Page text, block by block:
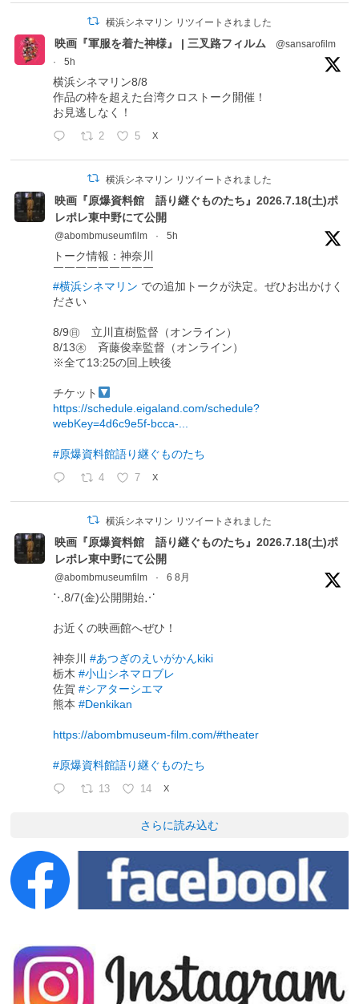
横浜シネマリン リツイートされました
映画『軍服を着た神様』 | 三叉路フィルム
@sansarofilm
·
5h
横浜シネマリン8/8
作品の枠を超えた台湾クロストーク開催！
お見逃しなく！
2 5 X
横浜シネマリン リツイートされました
映画『原爆資料館 語り継ぐものたち』2026.7.18(土)ポ
レポレ東中野にて公開
@abombmuseumfilm · 5h
トーク情報：神奈川
￣￣￣￣￣￣￣￣￣
#横浜シネマリン での追加トークが決定。ぜひお出かけく
ださい
8/9㊐ 立川直樹監督（オンライン）
8/13㊍ 斉藤俊幸監督（オンライン）
※全て13:25の回上映後
チケット
https://schedule.eigaland.com/schedule?
webKey=4d6c9e5f-bcca-...
#原爆資料館語り継ぐものたち
4 7 X
横浜シネマリン リツイートされました
映画『原爆資料館 語り継ぐものたち』2026.7.18(土)ポ
レポレ東中野にて公開
@abombmuseumfilm · 6 8月
⋱8/7(金)公開開始⋰
お近くの映画館へぜひ！
神奈川#あつぎのえいがかんkiki
栃木#小山シネマロブレ
佐賀#シアターシエマ
熊本#Denkikan
https://abombmuseum-film.com/#theater
#原爆資料館語り継ぐものたち
13 14 X
さらに読み込む